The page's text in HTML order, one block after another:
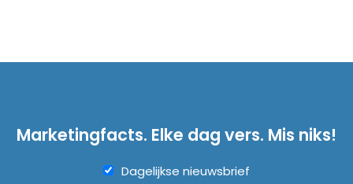
Marketingfacts. Elke dag vers. Mis niks!
Dagelijkse nieuwsbrief